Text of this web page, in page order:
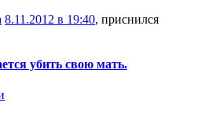
8.11.2012 в 19:40, приснился
убить свою мать.